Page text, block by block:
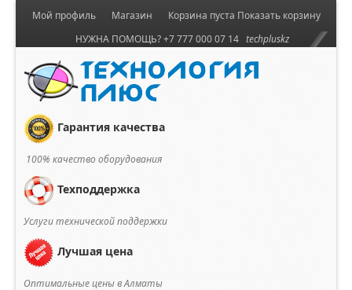
Корзина пуста Показать корзину
Мой профиль
Магазин
НУЖНА ПОМОЩЬ? +7 777 000 07 14 techpluskz
Гарантия качества
100% качество оборудования
Техподдержка
Услуги технической поддержки
Лучшая цена
Оптимальные цены в Алматы